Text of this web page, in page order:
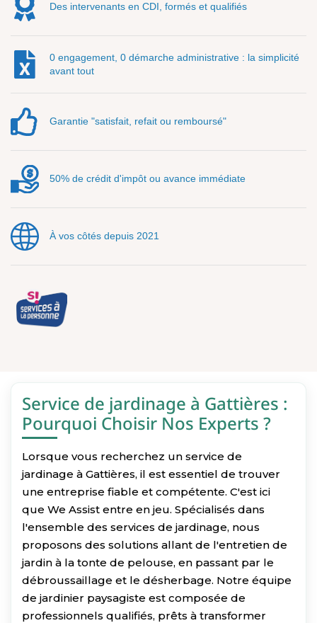
Des intervenants en CDI, formés et qualifiés
0 engagement, 0 démarche administrative : la simplicité
avant tout
Garantie "satisfait, refait ou remboursé"
50% de crédit d'impôt ou avance immédiate
À vos côtés depuis 2021
Service de jardinage à Gattières :
Pourquoi Choisir Nos Experts ?
Lorsque vous recherchez un service de
jardinage à Gattières, il est essentiel de trouver
une entreprise fiable et compétente. C'est ici
que We Assist entre en jeu. Spécialisés dans
l'ensemble des services de jardinage, nous
proposons des solutions allant de l'entretien de
jardin à la tonte de pelouse, en passant par le
débroussaillage et le désherbage. Notre équipe
de jardinier paysagiste est composée de
professionnels qualifiés, prêts à transformer